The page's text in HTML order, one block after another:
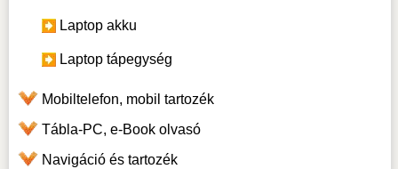
Laptop akku
Laptop tápegység
Mobiltelefon, mobil tartozék
Tábla-PC, e-Book olvasó
Navigáció és tartozék